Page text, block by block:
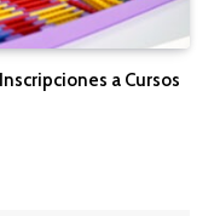
a Cursos